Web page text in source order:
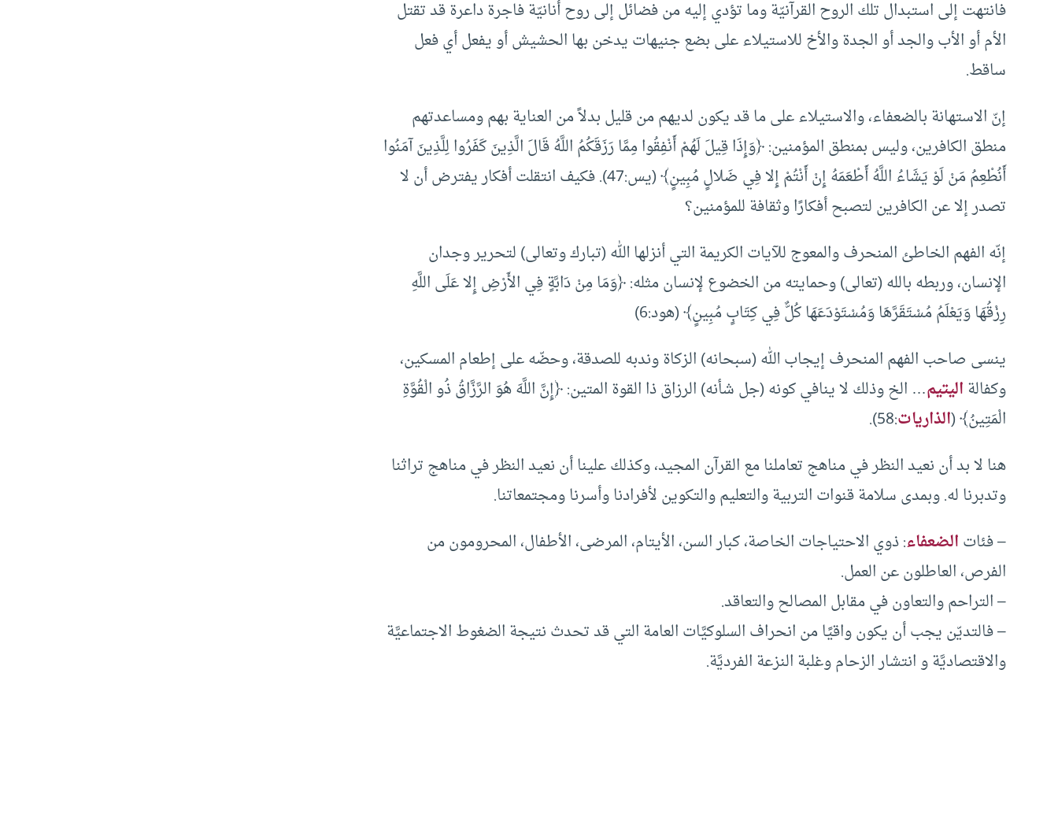
فانتهت إلى استبدال تلك الروح القرآنيّة وما تؤدي إليه من فضائل إلى روح أنانيّة فاجرة داعرة قد تقتل
الأم أو الأب والجد أو الجدة والأخ للاستيلاء على بضع جنيهات يدخن بها الحشيش أو يفعل أي فعل
ساقط.
إنّ الاستهانة بالضعفاء، والاستيلاء على ما قد يكون لديهم من قليل بدلاً من العناية بهم ومساعدتهم
منطق الكافرين، وليس بمنطق المؤمنين: ﴿وَإِذَا قِيلَ لَهُمْ أَنْفِقُوا مِمَّا رَزَقَكُمُ اللَّهُ قَالَ الَّذِينَ كَفَرُوا لِلَّذِينَ آمَنُوا
أَنُطْعِمُ مَنْ لَوْ يَشَاءُ اللَّهُ أَطْعَمَهُ إِنْ أَنْتُمْ إِلا فِي ضَلالٍ مُبِينٍ﴾ (يس:47). فكيف انتقلت أفكار يفترض أن لا
تصدر إلا عن الكافرين لتصبح أفكارًا وثقافة للمؤمنين؟
إنّه الفهم الخاطئ المنحرف والمعوج للآيات الكريمة التي أنزلها الله (تبارك وتعالى) لتحرير وجدان
الإنسان، وربطه بالله (تعالى) وحمايته من الخضوع لإنسان مثله: ﴿وَمَا مِنْ دَابَّةٍ فِي الأَرْضِ إِلا عَلَى اللَّهِ
رِزْقُهَا وَيَعْلَمُ مُسْتَقَرَّهَا وَمُسْتَوْدَعَهَا كُلٌّ فِي كِتَابٍ مُبِينٍ﴾ (هود:6)
ينسى صاحب الفهم المنحرف إيجاب الله (سبحانه) الزكاة وندبه للصدقة، وحضّه على إطعام المسكين،
وكفالةاليتيم… الخ وذلك لا ينافي كونه (جل شأنه) الرزاق ذا القوة المتين: ﴿إِنَّ اللَّهَ هُوَ الرَّزَّاقُ ذُو الْقُوَّةِ
الْمَتِينُ﴾ (الذاريات:58).
هنا لا بد أن نعيد النظر في مناهج تعاملنا مع القرآن المجيد، وكذلك علينا أن نعيد النظر في مناهج تراثنا
وتدبرنا له. وبمدى سلامة قنوات التربية والتعليم والتكوين لأفرادنا وأسرنا ومجتمعاتنا.
– فئاتالضعفاء: ذوي الاحتياجات الخاصة، كبار السن، الأيتام، المرضى، الأطفال، المحرومون من
الفرص، العاطلون عن العمل.
– التراحم والتعاون في مقابل المصالح والتعاقد.
– فالتديّن يجب أن يكون واقيًا من انحراف السلوكيَّات العامة التي قد تحدث نتيجة الضغوط الاجتماعيَّة
والاقتصاديَّة و انتشار الزحام وغلبة النزعة الفرديَّة.